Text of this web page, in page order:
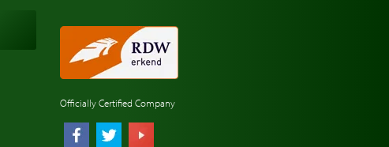
Officially Certified Company